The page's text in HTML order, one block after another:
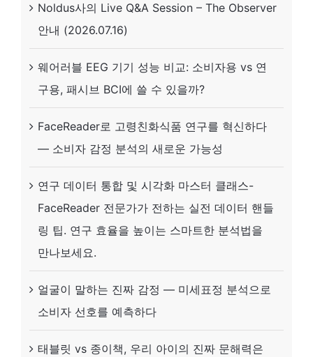
Child
Interaction)
Noldus사의 Live Q&A Session – The Observer
안내 (2026.07.16)
웨어러블 EEG 기기 성능 비교: 소비자용 vs 연
구용, 패시브 BCI에 쓸 수 있을까?
FaceReader로 고령친화식품 연구를 혁신하다
— 소비자 감정 분석의 새로운 가능성
연구 데이터 통합 및 시각화 마스터 클래스-
FaceReader 전문가가 전하는 실전 데이터 핸들
링 팁. 연구 효율을 높이는 스마트한 분석법을
만나보세요.
얼굴이 말하는 진짜 감정 — 미세표정 분석으로
소비자 선호를 예측하다
태블릿 vs 종이책, 우리 아이의 진짜 문해력은